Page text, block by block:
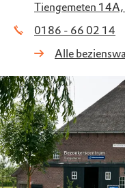
Tiengemeten
0186 - 66 02 14
Alle